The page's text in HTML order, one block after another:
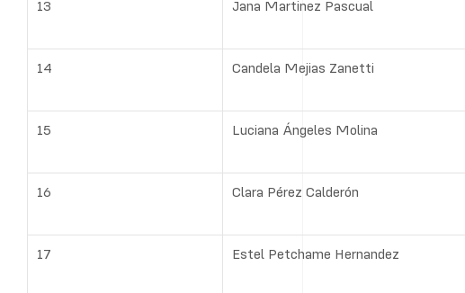
13 Jana Martinez Pascual
14 Candela Mejias Zanetti
15 Luciana Ángeles Molina
16 Clara Pérez Calderón
17 Estel Petchame Hernandez